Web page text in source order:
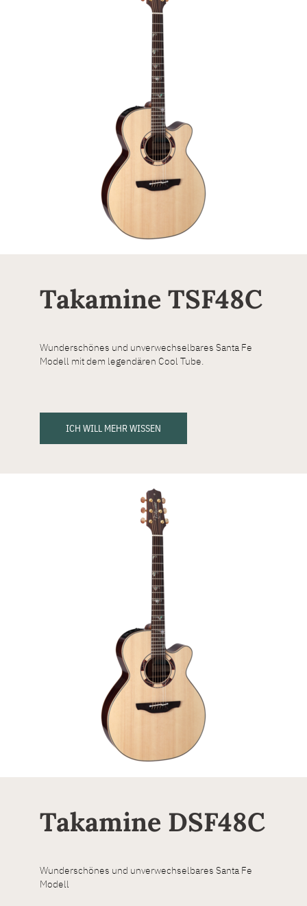
Takamine TSF48C
Wunderschönes und unverwechselbares Santa Fe
Modell mit dem legendären Cool Tube.
ICH WILL MEHR WISSEN
Takamine DSF48C
Wunderschönes und unverwechselbares Santa Fe
Modell